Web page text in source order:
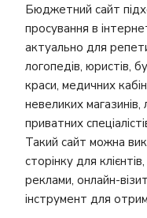
Бюджетний сайт
просування в
актуально для
логопедів, юристів,
краси, медичних
невеликих магазинів,
приватних
Такий сайт можна
сторінку для
реклами, онлайн-
інструмент для